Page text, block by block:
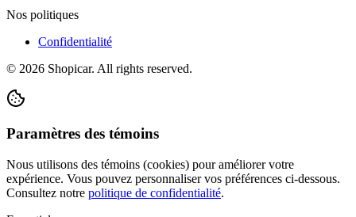
Nos politiques
Confidentialité
© 2026 Shopicar. All rights reserved.
Paramètres des témoins
Nous utilisons des témoins (cookies) pour améliorer votre
expérience. Vous pouvez personnaliser vos préférences ci-dessous.
Consultez notre politique de confidentialité.